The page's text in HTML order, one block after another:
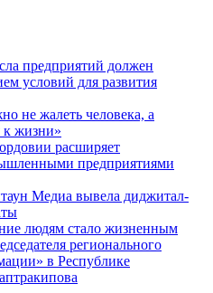
предприятий должен
условий для развития
не жалеть человека, а
к жизни»
расширяет
предприятиями
Медиа вывела диджитал-
людям стало жизненным
регионального
в Республике